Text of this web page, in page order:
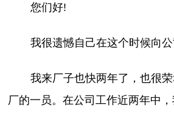
您们好!
我很遗憾自己在这个时候向公
我来厂子也快两年了，也很
厂的一员。在公司工作近两年中